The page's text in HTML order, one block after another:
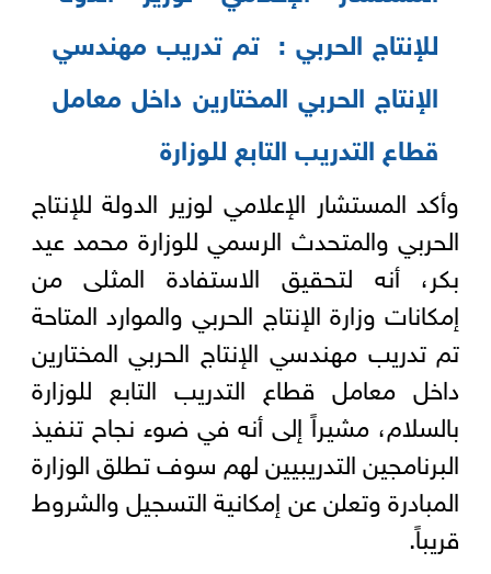
للإنتاج الحربي : تم تدريب مهندسي
الإنتاج الحربي المختارين داخل معامل
قطاع التدريب التابع للوزارة
وأكد المستشار الإعلامي لوزير الدولة للإنتاج
الحربي والمتحدث الرسمي للوزارة محمد عيد
بكر، أنه لتحقيق الاستفادة المثلى من
إمكانات وزارة الإنتاج الحربي والموارد المتاحة
تم تدريب مهندسي الإنتاج الحربي المختارين
داخل معامل قطاع التدريب التابع للوزارة
بالسلام، مشيراً إلى أنه في ضوء نجاح تنفيذ
البرنامجين التدريبيين لهم سوف تطلق الوزارة
المبادرة وتعلن عن إمكانية التسجيل والشروط
قريباً.